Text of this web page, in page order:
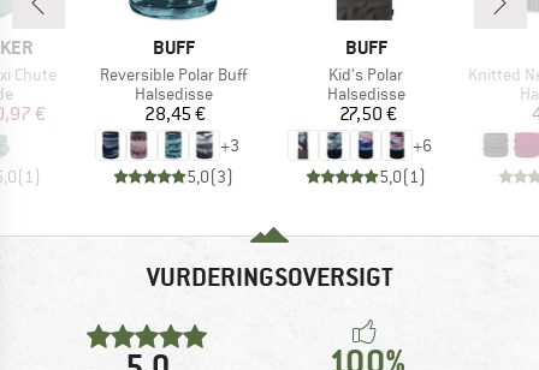
Chute
pris
€
(1)
MÆRKE
BUFF
Artikel
Reversible Polar Buff
Produktgruppe
Halsedisse
Pris
28,45 €
+3
5,0(3)
MÆRKE
BUFF
Artikel
Kid's Polar
Produktgruppe
Halsedisse
Pris
27,50 €
+6
5,0(1)
Artikel
Knitted
VURDERINGSOVERSIGT